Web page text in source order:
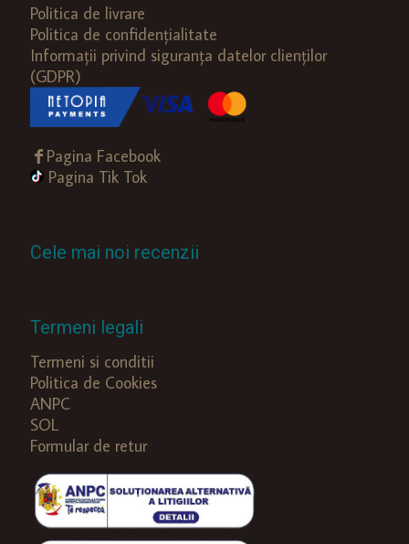
Politica de livrare
Politica de confidențialitate
Informații privind siguranța datelor clienților
(GDPR)
Pagina Facebook
Pagina Tik Tok
Cele mai noi recenzii
Termeni legali
Termeni si conditii
Politica de Cookies
ANPC
SOL
Formular de retur